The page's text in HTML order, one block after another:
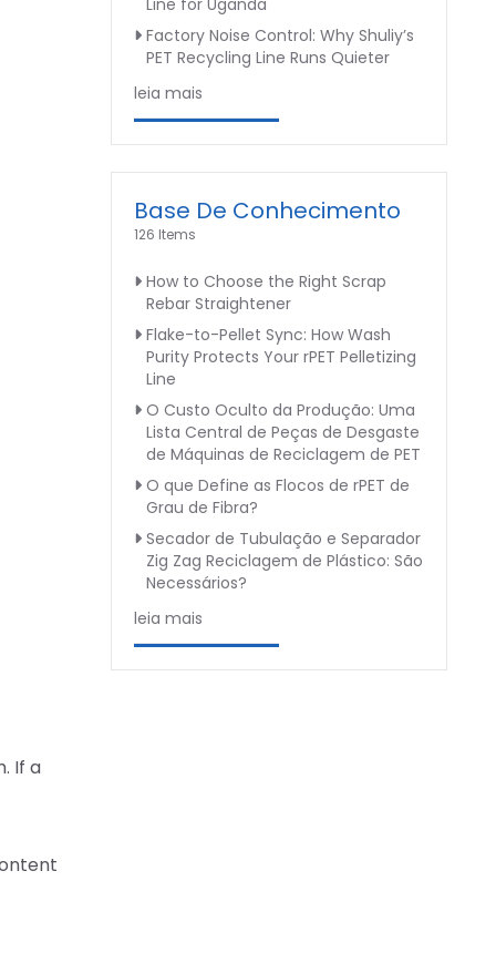
If a
Line for Uganda
Factory Noise Control: Why Shuliy’s
PET Recycling Line Runs Quieter
leia mais
Base De Conhecimento
126 Items
How to Choose the Right Scrap
Rebar Straightener
Flake-to-Pellet Sync: How Wash
Purity Protects Your rPET Pelletizing
Line
O Custo Oculto da Produção: Uma
Lista Central de Peças de Desgaste
de Máquinas de Reciclagem de PET
O que Define as Flocos de rPET de
Grau de Fibra?
Secador de Tubulação e Separador
Zig Zag Reciclagem de Plástico: São
Necessários?
leia mais